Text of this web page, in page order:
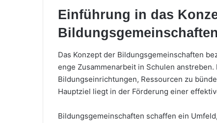
Einführung in das
Bildungsgemeinschaften
Das Konzept der Bildungsgemeinschaften
enge Zusammenarbeit in Schulen
Bildungseinrichtungen, Ressourcen zu
Hauptziel liegt in der Förderung einer
Bildungsgemeinschaften schaffen ein